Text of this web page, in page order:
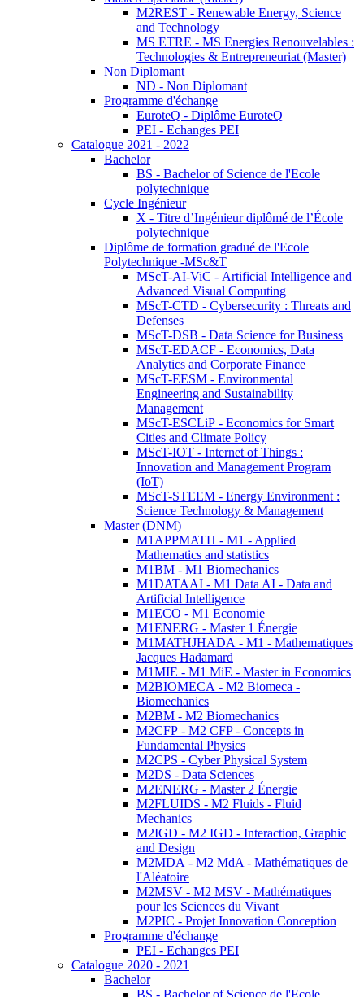
M2REST - Renewable Energy, Science
and Technology
MS ETRE - MS Energies Renouvelables :
Technologies & Entrepreneuriat (Master)
Non Diplomant
ND - Non Diplomant
Programme d'échange
EuroteQ - Diplôme EuroteQ
PEI - Echanges PEI
Catalogue 2021 - 2022
Bachelor
BS - Bachelor of Science de l'Ecole
polytechnique
Cycle Ingénieur
X - Titre d’Ingénieur diplômé de l’École
polytechnique
Diplôme de formation gradué de l'Ecole
Polytechnique -MSc&T
MScT-AI-ViC - Artificial Intelligence and
Advanced Visual Computing
MScT-CTD - Cybersecurity : Threats and
Defenses
MScT-DSB - Data Science for Business
MScT-EDACF - Economics, Data
Analytics and Corporate Finance
MScT-EESM - Environmental
Engineering and Sustainability
Management
MScT-ESCLiP - Economics for Smart
Cities and Climate Policy
MScT-IOT - Internet of Things :
Innovation and Management Program
(IoT)
MScT-STEEM - Energy Environment :
Science Technology & Management
Master (DNM)
M1APPMATH - M1 - Applied
Mathematics and statistics
M1BM - M1 Biomechanics
M1DATAAI - M1 Data AI - Data and
Artificial Intelligence
M1ECO - M1 Economie
M1ENERG - Master 1 Énergie
M1MATHJHADA - M1 - Mathematiques
Jacques Hadamard
M1MIE - M1 MiE - Master in Economics
M2BIOMECA - M2 Biomeca -
Biomechanics
M2BM - M2 Biomechanics
M2CFP - M2 CFP - Concepts in
Fundamental Physics
M2CPS - Cyber Physical System
M2DS - Data Sciences
M2ENERG - Master 2 Énergie
M2FLUIDS - M2 Fluids - Fluid
Mechanics
M2IGD - M2 IGD - Interaction, Graphic
and Design
M2MDA - M2 MdA - Mathématiques de
l'Aléatoire
M2MSV - M2 MSV - Mathématiques
pour les Sciences du Vivant
M2PIC - Projet Innovation Conception
Programme d'échange
PEI - Echanges PEI
Catalogue 2020 - 2021
Bachelor
BS - Bachelor of Science de l'Ecole